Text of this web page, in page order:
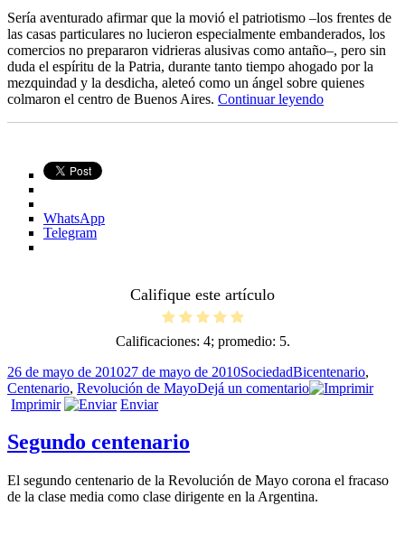
Sería aventurado afirmar que la movió el patriotismo –los frentes de
las casas particulares no lucieron especialmente embanderados, los
comercios no prepararon vidrieras alusivas como antaño–, pero sin
duda el espíritu de la Patria, durante tanto tiempo ahogado por la
mezquindad y la desdicha, aleteó como un ángel sobre quienes
colmaron el centro de Buenos Aires. Continuar leyendo“Fiesta”
WhatsApp
Telegram
Califique este artículo
Calificaciones: 4; promedio: 5.
Publicado
el
26 de mayo de 201027 de mayo de 2010Categorías
SociedadEtiquetas
Bicentenario,
Centenario, Revolución de MayoDejá un comentarioen
Imprimir Enviar
Segundo centenario
El segundo centenario de la Revolución de Mayo corona el fracaso
de la clase media como clase dirigente en la Argentina.